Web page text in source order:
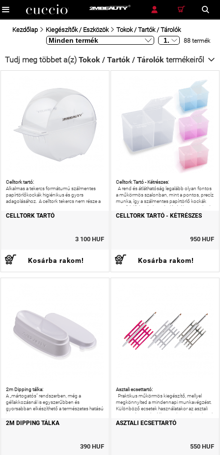
RÉSZLETES KERESÉS
Kezdőlap Kiegészítők / Eszközök Tokok / Tartók / Tárolók
88 termék
Tudj meg többet a(z) Tokok / Tartók / Tárolók termékeiről
Celltork tartó:
Alkalmas a tekercs formátumú szálmentes
papírtörlőkockák higiénikus és gyors
adagolásához. A celltork tekercs nem része a
csomagnak.
CELLTORK TARTÓ
3 100 HUF
Kosárba rakom!
Celltork Tartó - Kétrészes:
A rend és átláthatóság legalább olyan fontos
a műkörmös szalonban, mint a pontos, precíz
munka, így a szálmentes papírtörlő kockák
megfelelő, higiénikus tárolásáról sem szabad
CELLTORK TARTÓ - KÉTRÉSZES
950 HUF
Kosárba rakom!
2m Dipping tálka:
A „mártogatós” rendszerben, még a
géllakkozásnál is egyszerűbben és
gyorsabban elkészíthető a természetes hatású
köröm.
2M DIPPING TÁLKA
390 HUF
Asztali ecsettartó:
Praktikus műkörmös kiegészítő, mellyel
megkönnyíted a mindennapi munkavégzést.
Különböző ecsetek használatakor az asztali
ecsettartó megakadályozza, hogy elguruljanak
azok az ecsetek, amelyekre éppen
ASZTALI ECSETTARTÓ
550 HUF